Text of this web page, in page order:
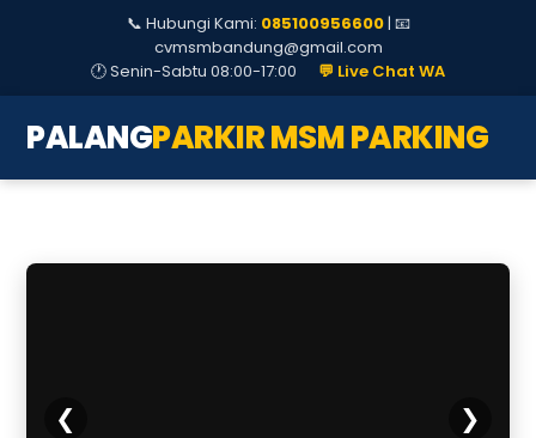
📞 Hubungi Kami: 085100956600| 📧
cvmsmbandung@gmail.com
🕐 Senin-Sabtu 08:00-17:00
💬 Live Chat WA
PALANGPARKIR MSM PARKING
Otomatis
Standar
Italia
Agustus
❮ ❯